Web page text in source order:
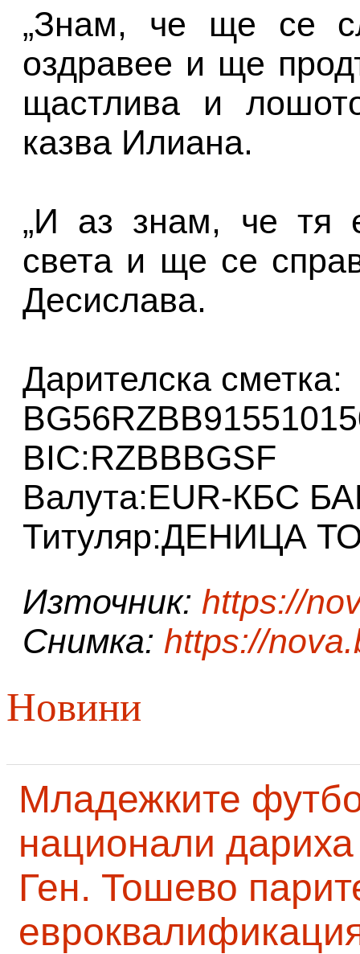
„Знам, че ще се
оздравее и ще
щастлива и
казва Илиана.
„И аз знам, че тя
света и ще се
Десислава.
Дарителска сметка:
BIC:RZBBBGSF
Валута:EUR-КБС
Титуляр:ДЕНИЦА
Източник: https://
Снимка: https://
Новини
Младежките
национали
Ген. Тошево